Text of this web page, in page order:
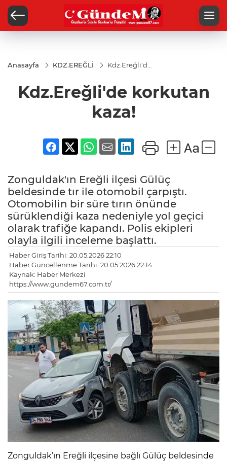
Anasayfa KDZ.EREĞLİ
Kdz.Ereğli'de
Kdz.Ereğli'de korkutan
kaza!
Zonguldak'ın Ereğli ilçesi Gülüç
beldesinde tır ile otomobil çarpıştı.
Otomobilin bir süre tırın önünde
sürüklendiği kaza nedeniyle yol geçici
olarak trafiğe kapandı. Polis ekipleri
olayla ilgili inceleme başlattı.
Haber Giriş Tarihi: 20.05.2026 22:10
Haber Güncellenme Tarihi: 20.05.2026 22:14
Kaynak: Haber Merkezi
https://www.gundem67.com.tr/
Zonguldak’ın Ereğli ilçesine bağlı Gülüç beldesinde